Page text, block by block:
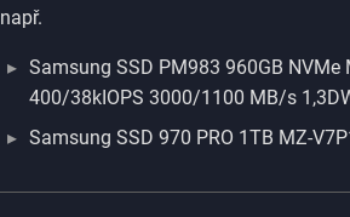
např.
Samsung SSD PM983 960GB NVMe
400/38kIOPS 3000/1100 MB/s
Samsung SSD 970 PRO 1TB MZ-